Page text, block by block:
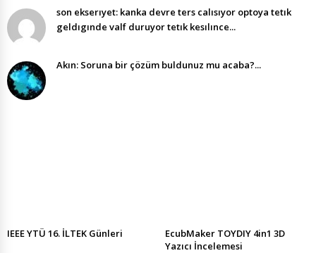
son ekserıyet: kanka devre ters calısıyor optoya tetık
geldıgınde valf duruyor tetık kesılınce...
Akın: Soruna bir çözüm buldunuz mu acaba?...
IEEE YTÜ 16. İLTEK Günleri
EcubMaker TOYDIY 4in1 3D
Yazıcı İncelemesi